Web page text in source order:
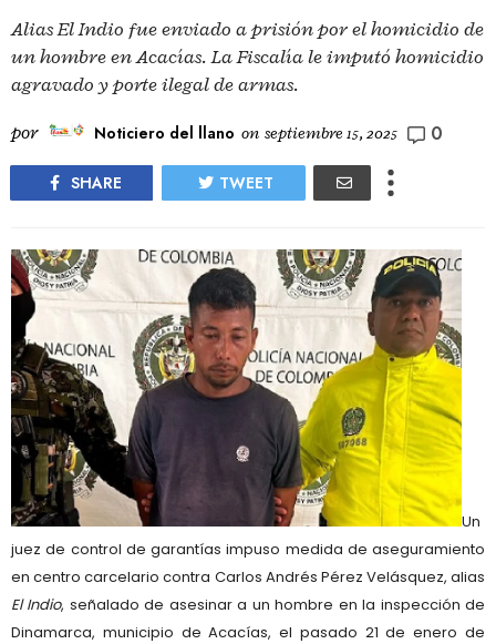
Alias El Indio fue enviado a prisión por el homicidio de
un hombre en Acacías. La Fiscalía le imputó homicidio
agravado y porte ilegal de armas.
por Noticiero del llano on septiembre 15, 2025 0
SHARE TWEET
Un
juez de control de garantías impuso medida de aseguramiento
en centro carcelario contra Carlos Andrés Pérez Velásquez, alias
El Indio, señalado de asesinar a un hombre en la inspección de
Dinamarca, municipio de Acacías, el pasado 21 de enero de